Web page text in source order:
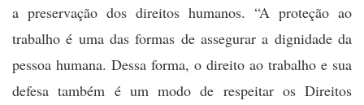
a preservação dos direitos humanos. “A proteção ao
trabalho é uma das formas de assegurar a dignidade da
pessoa humana. Dessa forma, o direito ao trabalho e sua
defesa também é um modo de respeitar os Direitos